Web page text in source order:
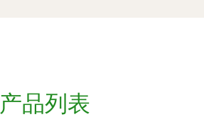
产品列表